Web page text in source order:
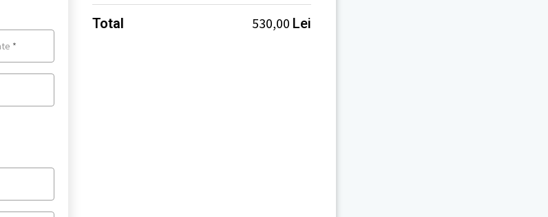
*
Total 530,00 Lei